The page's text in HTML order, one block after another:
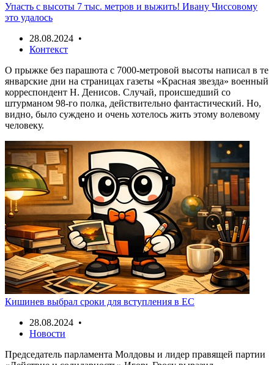
Упасть с высоты 7 тыс. метров и выжить! Ивану Чиссовому
это удалось
28.08.2024 •
Контекст
О прыжке без парашюта с 7000-метровой высоты написал в те
январские дни на страницах газеты «Красная звезда» военный
корреспондент Н. Денисов. Случай, происшедший со
штурманом 98-го полка, действительно фантастический. Но,
видно, было суждено и очень хотелось жить этому волевому
человеку.
Кишинев выбрал сроки для вступления в ЕС
28.08.2024 •
Новости
Председатель парламента Молдовы и лидер правящей партии